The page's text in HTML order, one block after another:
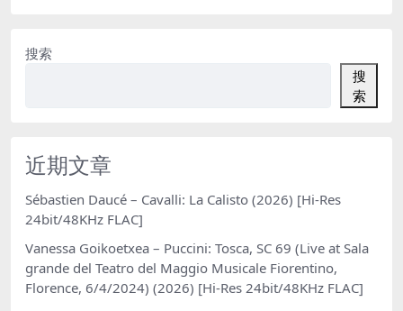
搜索
搜
索
近期文章
Sébastien Daucé – Cavalli: La Calisto (2026) [Hi-Res
24bit/48KHz FLAC]
Vanessa Goikoetxea – Puccini: Tosca, SC 69 (Live at Sala
grande del Teatro del Maggio Musicale Fiorentino,
Florence, 6/4/2024) (2026) [Hi-Res 24bit/48KHz FLAC]